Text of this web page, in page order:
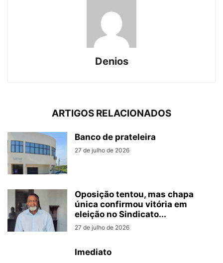
Denios
ARTIGOS RELACIONADOS
Banco de prateleira
27 de julho de 2026
Oposição tentou, mas chapa
única confirmou vitória em
eleição no Sindicato...
27 de julho de 2026
Imediato